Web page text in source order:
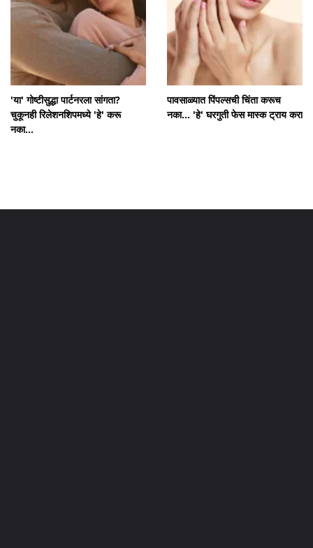
'या' गोष्टीसुद्धा पार्टनरला सांगता?
चुकूनही रिलेशनशिपमध्ये 'हे' करू
नका...
पावसाळ्यात पिंपल्सची चिंता करूच
नका... 'हे' घरगुती फेस मास्क ट्राय करा